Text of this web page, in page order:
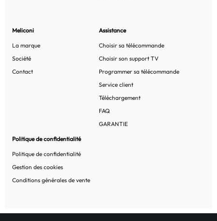
Meliconi
La marque
Société
Contact
Assistance
Choisir sa télécommande
Choisir son support TV
Programmer sa télécommande
Service client
Téléchargement
FAQ
GARANTIE
Politique de confidentialité
Politique de confidentialité
Gestion des cookies
Conditions générales de vente